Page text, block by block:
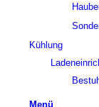
Kühlung
Menü